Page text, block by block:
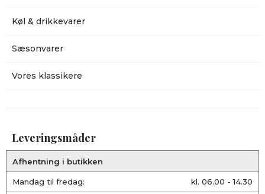
Køl & drikkevarer
Sæsonvarer
Vores klassikere
Leveringsmåder
Afhentning i butikken
Mandag til fredag: kl. 06.00 - 14.30